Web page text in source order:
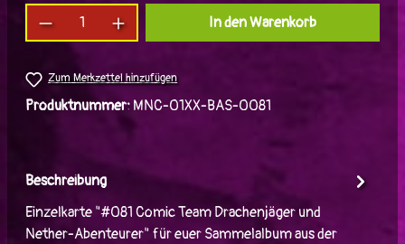
Produkt Anzahl: Gib den gewünschten Wert
In den Warenkorb
Zum Merkzettel hinzufügen
Produktnummer: MNC-01XX-BAS-0081
Beschreibung
Einzelkarte "#081 Comic Team Drachenjäger und
Nether-Abenteurer" für euer Sammelalbum aus der